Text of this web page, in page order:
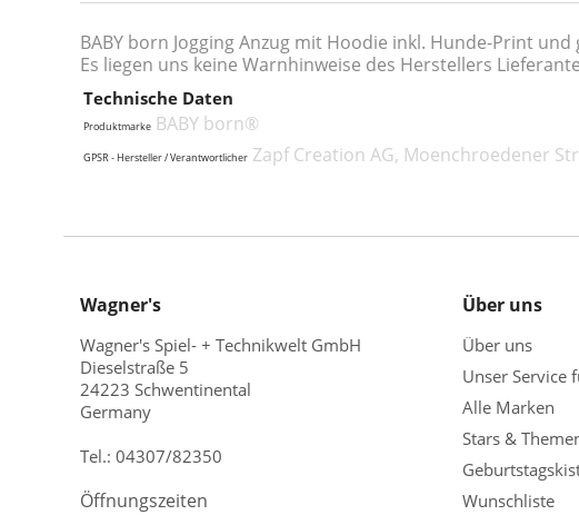
BABY born Jogging Anzug mit Hoodie inkl. Hunde-Print
Es liegen uns keine Warnhinweise des Herstellers
Technische Daten
Produktmarke BABY born®
GPSR - Hersteller / Verantwortlicher Zapf Creation AG, Moenchroedener
Wagner's
Wagner's Spiel- + Technikwelt GmbH
Dieselstraße 5
24223 Schwentinental
Germany
Tel.: 04307/82350
Öffnungszeiten
Über uns
Über uns
Unser Service
Alle Marken
Stars &
Wunschliste